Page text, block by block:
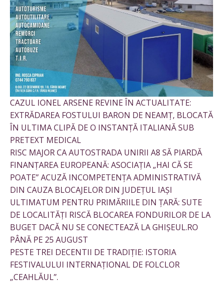
CAZUL IONEL ARSENE REVINE ÎN ACTUALITATE:
EXTRĂDAREA FOSTULUI BARON DE NEAMȚ, BLOCATĂ
ÎN ULTIMA CLIPĂ DE O INSTANȚĂ ITALIANĂ SUB
PRETEXT MEDICAL
RISC MAJOR CA AUTOSTRADA UNIRII A8 SĂ PIARDĂ
FINANȚAREA EUROPEANĂ: ASOCIAȚIA „HAI CĂ SE
POATE” ACUZĂ INCOMPETENȚA ADMINISTRATIVĂ
DIN CAUZA BLOCAJELOR DIN JUDEȚUL IAȘI
ULTIMATUM PENTRU PRIMĂRIILE DIN ȚARĂ: SUTE
DE LOCALITĂȚI RISCĂ BLOCAREA FONDURILOR DE LA
BUGET DACĂ NU SE CONECTEAZĂ LA GHIȘEUL.RO
PÂNĂ PE 25 AUGUST
PESTE TREI DECENTII DE TRADIȚIE: ISTORIA
FESTIVALULUI INTERNAȚIONAL DE FOLCLOR
„CEAHLĂUL”.